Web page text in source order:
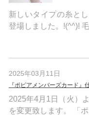
新しいタイプの糸と
登場しました。!(^^)!
2025年03月11日
『ポピアメンバーズカード』
2025年4月1日（火）
を変更致します。 「